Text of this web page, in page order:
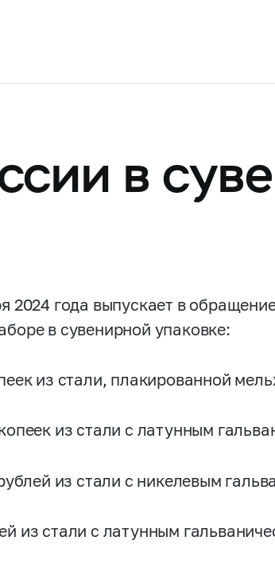
в
2024 года выпускает в
в сувенирной упаковке:
из стали, плакированной
из стали с латунным
из стали с никелевым
из стали с латунным